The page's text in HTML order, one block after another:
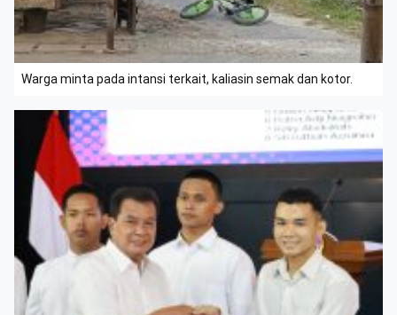
Warga minta pada intansi terkait, kaliasin semak dan kotor.